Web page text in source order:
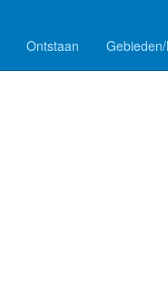
Ontstaan Gebieden/